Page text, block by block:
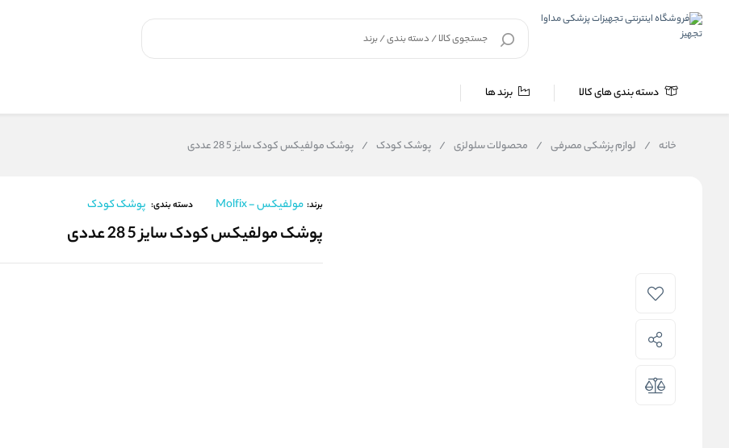
دسته بندی های کالا برند ها
خانه / لوازم پزشکی مصرفی / محصولات سلولزی / پوشک کودک / پوشک مولفیکس کودک سایز 5 28 عددی
برند: مولفیکس - Molfix دسته بندی: پوشک کودک
پوشک مولفیکس کودک سایز 5 28 عددی